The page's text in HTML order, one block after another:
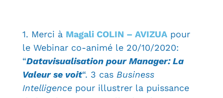
1. Merci à Magali COLIN – AVIZUApour
le Webinar co-animé le 20/10/2020:
“Datavisualisation pour Manager: La
Valeur se voit“. 3 cas Business
Intelligence pour illustrer la puissance